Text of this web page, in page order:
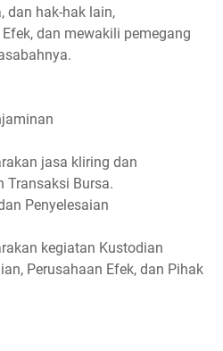
dan hak-hak lain,
dan mewakili pemegang
jasa kliring dan
Transaksi Bursa.
Penyelesaian
kegiatan Kustodian
Perusahaan Efek, dan Pihak